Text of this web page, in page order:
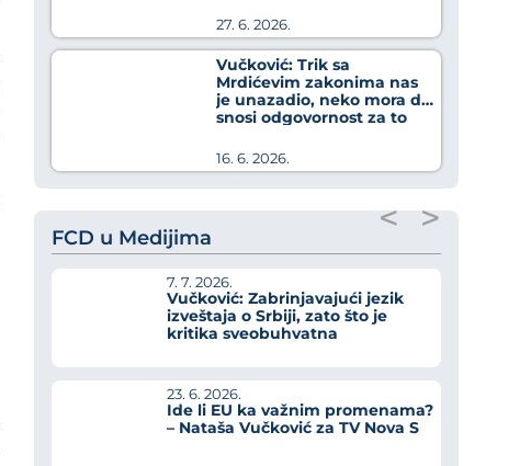
27. 6. 2026.
Vučković: Trik sa
Mrdićevim zakonima nas
je unazadio, neko mora da
snosi odgovornost za to
16. 6. 2026.
FCD u Medijima
7. 7. 2026.
Vučković: Zabrinjavajući jezik
izveštaja o Srbiji, zato što je
kritika sveobuhvatna
23. 6. 2026.
Ide li EU ka važnim promenama?
– Nataša Vučković za TV Nova S
< >